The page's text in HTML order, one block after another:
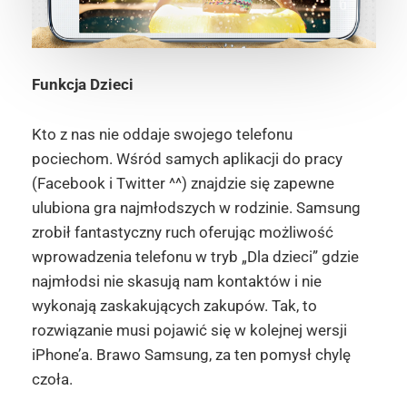
Funkcja Dzieci
Kto z nas nie oddaje swojego telefonu
pociechom. Wśród samych aplikacji do pracy
(Facebook i Twitter ^^) znajdzie się zapewne
ulubiona gra najmłodszych w rodzinie. Samsung
zrobił fantastyczny ruch oferując możliwość
wprowadzenia telefonu w tryb „Dla dzieci” gdzie
najmłodsi nie skasują nam kontaktów i nie
wykonają zaskakujących zakupów. Tak, to
rozwiązanie musi pojawić się w kolejnej wersji
iPhone’a. Brawo Samsung, za ten pomysł chylę
czoła.